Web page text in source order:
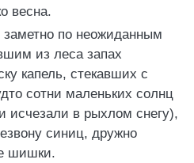
весна.
по неожиданным
из леса запах
капель, стекавших с
сотни маленьких солнц
исчезали в рыхлом снегу),
синиц, дружно
шишки.